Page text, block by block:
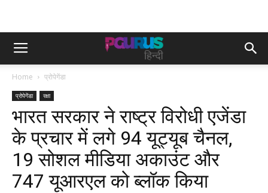
Home प्रोपेगेंडा
प्रोपेगेंडा रक्षा
भारत सरकार ने राष्ट्र विरोधी एजेंडा
के प्रचार में लगे 94 यूट्यूब चैनल,
19 सोशल मीडिया अकाउंट और
747 यूआरएल को ब्लॉक किया